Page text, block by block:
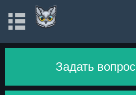
Задать вопрос